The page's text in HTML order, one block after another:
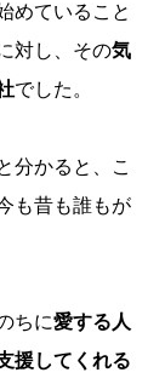
めていること
対し、その気
でした。
分かると、こ
も昔も誰もが
ちに愛する人
援してくれる